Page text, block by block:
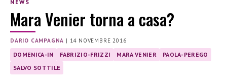
NEWS
Mara Venier torna a casa?
DARIO CAMPAGNA | 14 NOVEMBRE 2016
DOMENICA-IN FABRIZIO-FRIZZI MARA VENIER
PAOLA-PEREGO
SALVO SOTTILE